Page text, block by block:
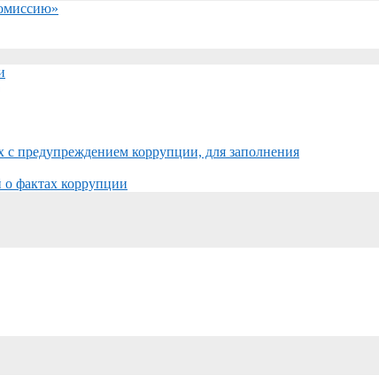
предупреждением коррупции, для заполнения
о фактах коррупции